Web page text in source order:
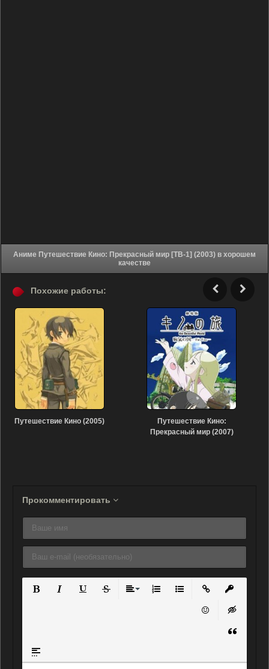
Аниме Путешествие Кино: Прекрасный мир [ТВ-1] (2003) в хорошем
качестве
Похожие работы:
Путешествие Кино (2005)
Путешествие Кино:
Прекрасный мир (2007)
Прокомментировать
Нумерованный список
Маркированный
Вставить ссылку
Вставить